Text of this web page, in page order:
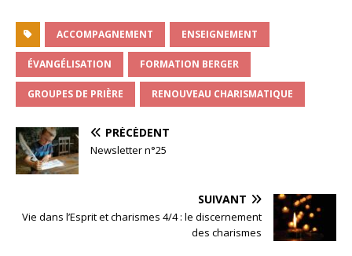
ACCOMPAGNEMENT ENSEIGNEMENT
ÉVANGÉLISATION FORMATION BERGER
GROUPES DE PRIÈRE RENOUVEAU CHARISMATIQUE
PRÉCÉDENT
Newsletter n°25
SUIVANT
Vie dans l’Esprit et charismes 4/4 : le discernement
des charismes